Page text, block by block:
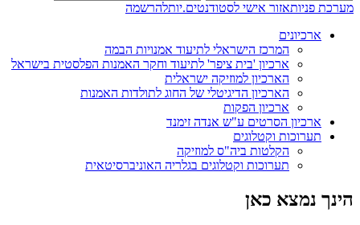
מערכת פניותאזור אישי לסטודנטים.יותלהרשמה
ארכיונים
המרכז הישראלי לתיעוד אמנויות הבמה
ארכיון 'בית ציפר' לתיעוד וחקר האמנות הפלסטית בישראל
הארכיון למוזיקה ישראלית
הארכיון הדיגיטלי של החוג לתולדות האמנות
ארכיון הפקות
ארכיון הסרטים ע"ש אנדה זימנד
תערוכות וקטלוגים
הקלטות ביה"ס למוזיקה
תערוכות וקטלוגים בגלריה האוניברסיטאית
הינך נמצא כאן